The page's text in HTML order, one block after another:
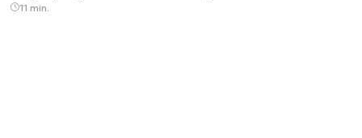
11 min.